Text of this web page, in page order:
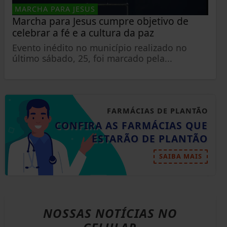
MARCHA PARA JESUS
Marcha para Jesus cumpre objetivo de
celebrar a fé e a cultura da paz
Evento inédito no município realizado no
último sábado, 25, foi marcado pela...
FARMÁCIAS DE PLANTÃO
CONFIRA AS FARMÁCIAS QUE
ESTARÃO DE PLANTÃO
SAIBA MAIS
NOSSAS NOTÍCIAS NO